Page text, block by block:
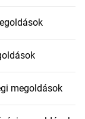
megoldások